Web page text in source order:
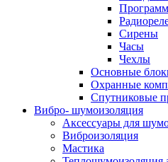
Сирены
Часы
Чехлы
Основные
Охранные
Спутниковые
Вибро- шумоизоляция
Аксессуары для
Виброизоляция
Мастика